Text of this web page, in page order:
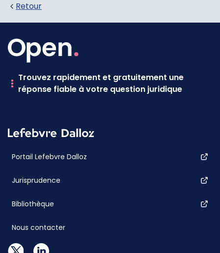
Retour
Trouvez rapidement et gratuitement une
réponse fiable à votre question juridique
Portail Lefebvre Dalloz
Jurisprudence
Bibliothèque
Nous contacter